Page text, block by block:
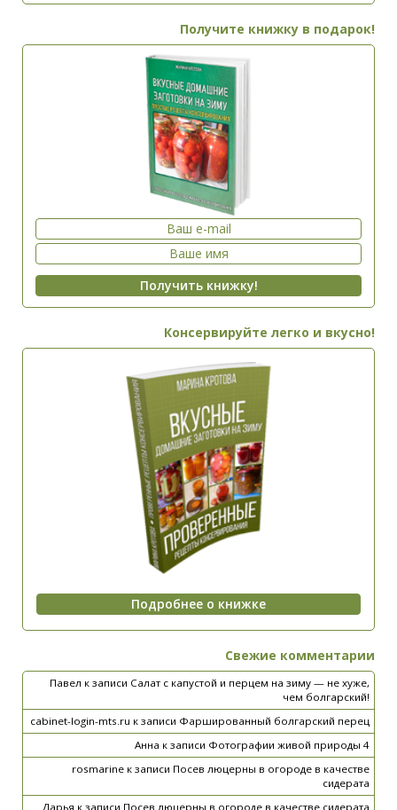
Получите книжку в подарок!
Консервируйте легко и вкусно!
Свежие комментарии
Павел к записи Салат с капустой и перцем на зиму — не хуже,
чем болгарский!
cabinet-login-mts.ru к записи Фаршированный болгарский перец
Анна к записи Фотографии живой природы 4
rosmarine к записи Посев люцерны в огороде в качестве
сидерата
Дарья к записи Посев люцерны в огороде в качестве сидерата